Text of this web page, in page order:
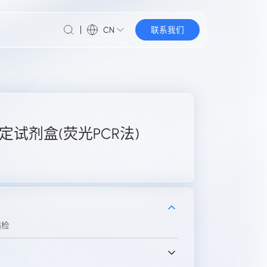
CN 联系我们
试剂盒(荧光PCR法)